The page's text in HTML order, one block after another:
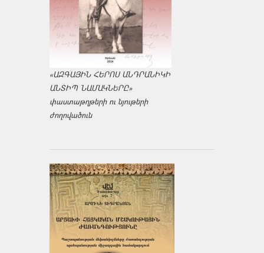
«ԱԶԳԱՅԻՆ ՀԵՐՈՍ ԱՆԴՐԱՆԻԿԻ
ԱՆՏԻՊ ՆԱՄԱԿՆԵՐԸ»
փաստաթղթերի ու նյութերի
ժողովածուն